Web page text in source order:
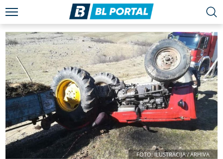
FOTO: ILUSTRACIJA / ARHIVA